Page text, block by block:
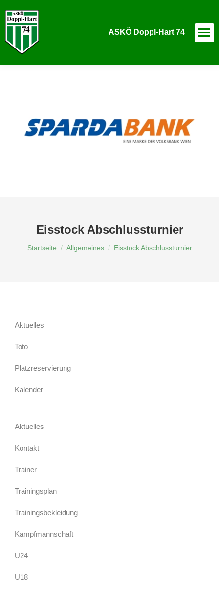
ASKÖ Doppl-Hart 74
Eisstock Abschlussturnier
Du bist hier:
Startseite Allgemeines Eisstock Abschlussturnier
Aktuelles
Toto
Platzreservierung
Kalender
Aktuelles
Kontakt
Trainer
Trainingsplan
Trainingsbekleidung
Kampfmannschaft
U24
U18